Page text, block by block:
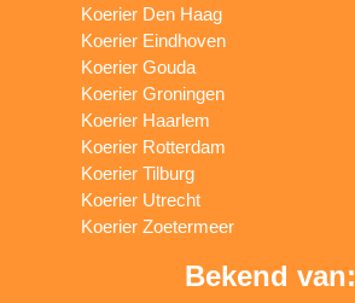
Koerier Den Haag
Koerier Eindhoven
Koerier Gouda
Koerier Groningen
Koerier Haarlem
Koerier Rotterdam
Koerier Tilburg
Koerier Utrecht
Koerier Zoetermeer
Bekend van: